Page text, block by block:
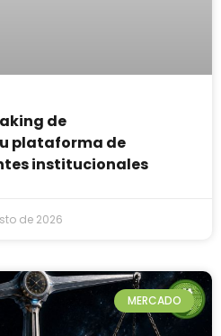
de
plataforma de
institucionales
de 2026
MERCADO